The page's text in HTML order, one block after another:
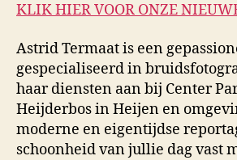
KLIK HIER VOOR ONZE
Astrid Termaat is een
gespecialiseerd in
haar diensten aan bij Center
Heijderbos in Heijen en
moderne en eigentijdse
schoonheid van jullie dag vast